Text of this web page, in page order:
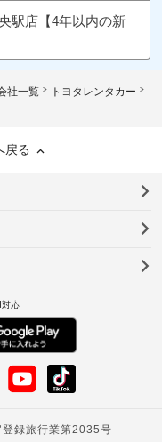
駅店【4年以内の新
社一覧
トヨタレンタカー
戻る